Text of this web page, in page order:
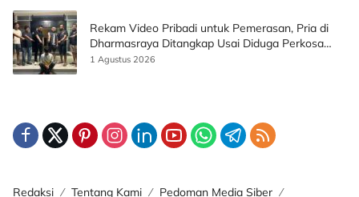
Rekam Video Pribadi untuk Pemerasan, Pria di
Dharmasraya Ditangkap Usai Diduga Perkosa
Korban
1 Agustus 2026
Redaksi Tentang Kami Pedoman Media Siber